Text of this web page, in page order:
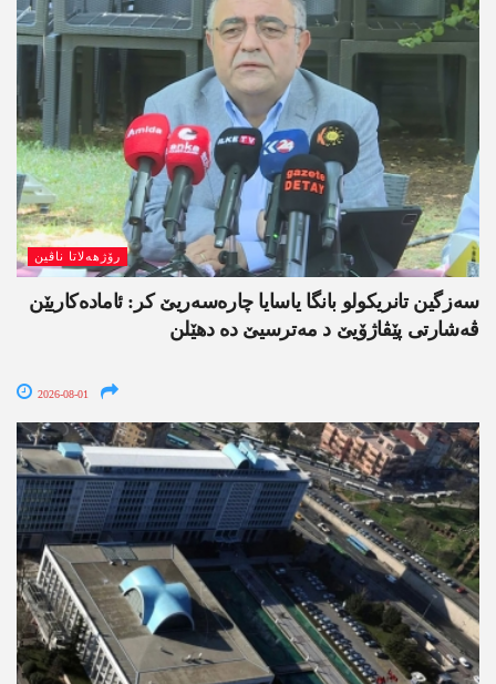
رۆژھەلاتا ناڤین
سەزگین تانریکولو بانگا یاسایا چارەسەریێ کر: ئامادەکاریێن
ڤەشارتی پێڤاژۆیێ د مەترسیێ دە دھێلن
2026-08-01